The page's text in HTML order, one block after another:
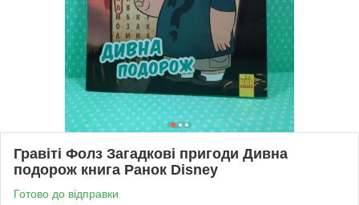
Гравіті Фолз Загадкові пригоди Дивна
подорож книга Ранок Disney
Готово до відправки